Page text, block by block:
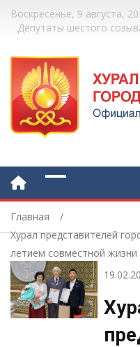
Воскресенье, 9 августа,
Депутаты шестого
Главная
Хурал представителей
летием совместной жизни